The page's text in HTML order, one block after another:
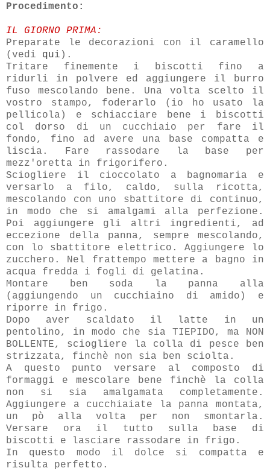
Procedimento:
IL GIORNO PRIMA:
Preparate le decorazioni con il caramello
(vedi qui ).
Tritare finemente i biscotti fino a
ridurli in polvere ed aggiungere il burro
fuso mescolando bene. Una volta scelto il
vostro stampo, foderarlo (io ho usato la
pellicola) e schiacciare bene i biscotti
col dorso di un cucchiaio per fare il
fondo, fino ad avere una base compatta e
liscia. Fare rassodare la base per
mezz'oretta in frigorifero.
Sciogliere il cioccolato a bagnomaria e
versarlo a filo, caldo, sulla ricotta,
mescolando con uno sbattitore di continuo,
in modo che si amalgami alla perfezione.
Poi aggiungere gli altri ingredienti, ad
eccezione della panna, sempre mescolando,
con lo sbattitore elettrico. Aggiungere lo
zucchero. Nel frattempo mettere a bagno in
acqua fredda i fogli di gelatina.
Montare ben soda la panna alla
(aggiungendo un cucchiaino di amido) e
riporre in frigo.
Dopo aver scaldato il latte in un
pentolino, in modo che sia TIEPIDO, ma NON
BOLLENTE, sciogliere la colla di pesce ben
strizzata, finchè non sia ben sciolta.
A questo punto versare al composto di
formaggi e mescolare bene finchè la colla
non si sia amalgamata completamente.
Aggiungere a cucchiaiate la panna montata,
un pò alla volta per non smontarla.
Versare ora il tutto sulla base di
biscotti e lasciare rassodare in frigo.
In questo modo il dolce si compatta e
risulta perfetto.